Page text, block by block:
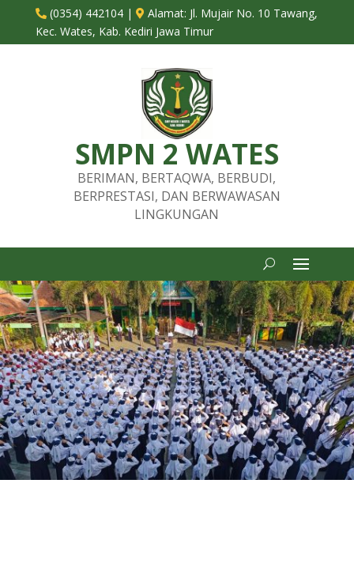
 (0354) 442104|  Alamat: Jl. Mujair No. 10 Tawang,
Kec. Wates, Kab. Kediri Jawa Timur
SMPN 2 WATES
BERIMAN, BERTAQWA, BERBUDI,
BERPRESTASI, DAN BERWAWASAN
LINGKUNGAN